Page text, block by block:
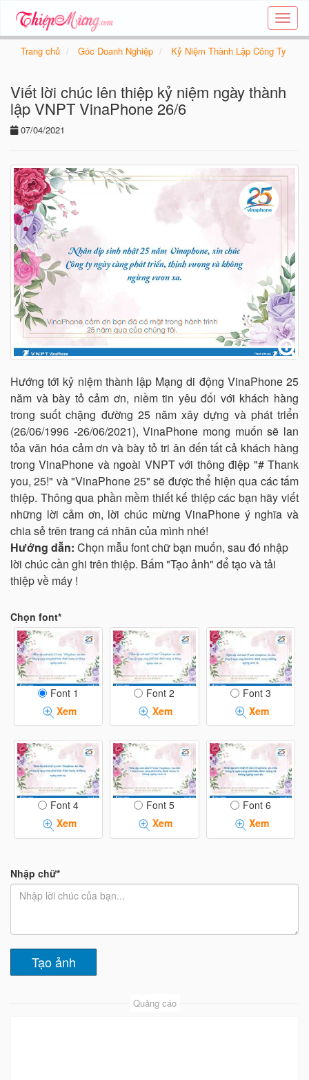
Tạo
thiệp
online
-
các
chủ
Trang chủ Góc Doanh Nghiệp Kỷ Niệm Thành Lập Công Ty
Viết lời chúc lên thiệp kỷ niệm ngày thành
lập VNPT VinaPhone 26/6
07/04/2021
Hướng tới kỷ niệm thành lập Mạng di động VinaPhone 25
năm và bày tỏ cảm ơn, niềm tin yêu đối với khách hàng
trong suốt chặng đường 25 năm xây dựng và phát triển
(26/06/1996 -26/06/2021), VinaPhone mong muốn sẽ lan
tỏa văn hóa cảm ơn và bày tỏ tri ân đến tất cả khách hàng
trong VinaPhone và ngoài VNPT với thông điệp "# Thank
you, 25!" và "VinaPhone 25" sẽ được thể hiện qua các tấm
thiệp. Thông qua phần mềm thiết kế thiệp các bạn hãy viết
những lời cảm ơn, lời chúc mừng VinaPhone ý nghĩa và
chia sẻ trên trang cá nhân của mình nhé!
Hướng dẫn: Chọn mẫu font chữ bạn muốn, sau đó nhập
lời chúc cần ghi trên thiệp. Bấm "Tạo ảnh" để tạo và tải
thiệp về máy !
Chọn font*
Font 1
Xem
Font 2
Xem
Font 3
Xem
Font 4
Xem
Font 5
Xem
Font 6
Xem
Nhập chữ*
Quảng cáo